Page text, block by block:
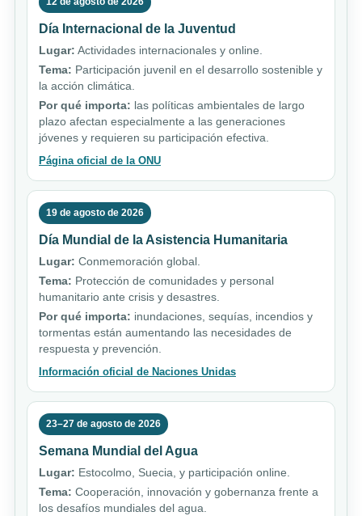
Día Internacional de la Juventud
Lugar: Actividades internacionales y online.
Tema: Participación juvenil en el desarrollo sostenible y
la acción climática.
Por qué importa: las políticas ambientales de largo
plazo afectan especialmente a las generaciones
jóvenes y requieren su participación efectiva.
Página oficial de la ONU
19 de agosto de 2026
Día Mundial de la Asistencia Humanitaria
Lugar: Conmemoración global.
Tema: Protección de comunidades y personal
humanitario ante crisis y desastres.
Por qué importa: inundaciones, sequías, incendios y
tormentas están aumentando las necesidades de
respuesta y prevención.
Información oficial de Naciones Unidas
23–27 de agosto de 2026
Semana Mundial del Agua
Lugar: Estocolmo, Suecia, y participación online.
Tema: Cooperación, innovación y gobernanza frente a
los desafíos mundiales del agua.